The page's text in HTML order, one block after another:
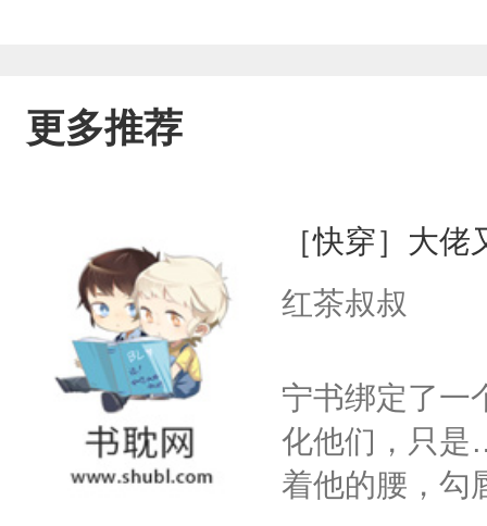
更多推荐
［快穿］大
红茶叔叔
宁书绑定了一
化他们，只是
着他的腰，勾